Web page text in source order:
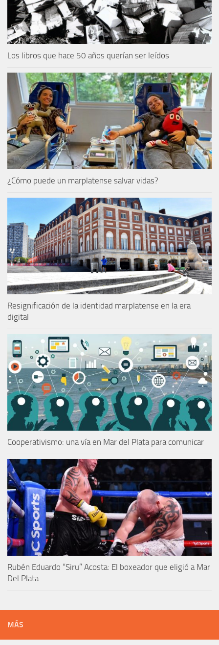
Los libros que hace 50 años querían ser leídos
¿Cómo puede un marplatense salvar vidas?
Resignificación de la identidad marplatense en la era
digital
Cooperativismo: una vía en Mar del Plata para comunicar
Rubén Eduardo “Siru” Acosta: El boxeador que eligió a Mar
Del Plata
MÁS